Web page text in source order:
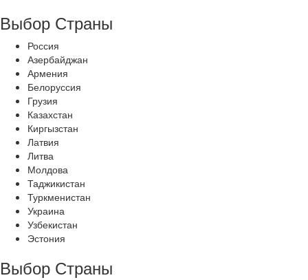
Выбор Страны
Россия
Азербайджан
Армения
Белоруссия
Грузия
Казахстан
Киргызстан
Латвия
Литва
Молдова
Таджикистан
Туркменистан
Украина
Узбекистан
Эстония
Выбор Страны